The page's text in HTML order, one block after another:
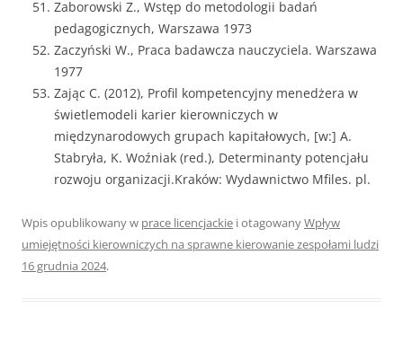
Zaborowski Z., Wstęp do metodologii badań
pedagogicznych, Warszawa 1973
Zaczyński W., Praca badawcza nauczyciela. Warszawa
1977
Zając C. (2012), Profil kompetencyjny menedżera w
świetlemodeli karier kierowniczych w
międzynarodowych grupach kapitałowych, [w:] A.
Stabryła, K. Woźniak (red.), Determinanty potencjału
rozwoju organizacji.Kraków: Wydawnictwo Mfiles. pl.
Wpis opublikowany w prace licencjackie i otagowanyWpływ
umiejętności kierowniczych na sprawne kierowanie zespołami ludzi
16 grudnia 2024.